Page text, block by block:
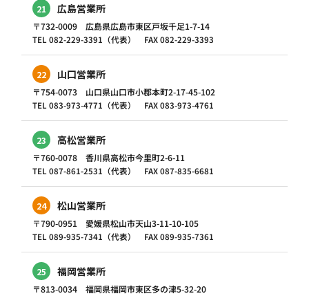
21 広島営業所
〒732-0009 広島県広島市東区戸坂千足1-7-14
TEL 082-229-3391（代表） FAX 082-229-3393
22 山口営業所
〒754-0073 山口県山口市小郡本町2-17-45-102
TEL 083-973-4771（代表） FAX 083-973-4761
23 高松営業所
〒760-0078 香川県高松市今里町2-6-11
TEL 087-861-2531（代表） FAX 087-835-6681
24 松山営業所
〒790-0951 愛媛県松山市天山3-11-10-105
TEL 089-935-7341（代表） FAX 089-935-7361
25 福岡営業所
〒813-0034 福岡県福岡市東区多の津5-32-20